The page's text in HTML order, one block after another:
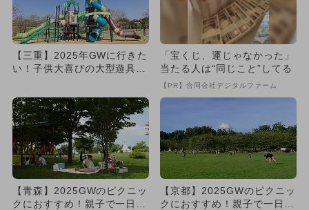
【三重】2025年GWに行きた
い！子供大喜びの大型遊具の
「宝くじ、運じゃなかった」
当たる人は“同じこと”してる
【PR】合同会社デジタルファーム
【青森】2025GWのピクニッ
クにおすすめ！親子で一日中
【京都】2025GWのピクニッ
クにおすすめ！親子で一日中